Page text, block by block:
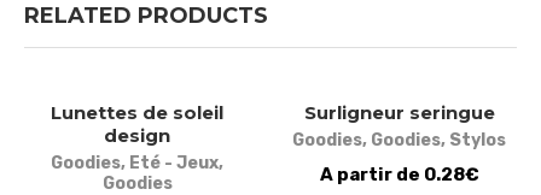
RELATED PRODUCTS
Lunettes de soleil
design
Goodies, Eté - Jeux,
Goodies
Surligneur seringue
Goodies, Goodies, Stylos
A partir de 0.28€